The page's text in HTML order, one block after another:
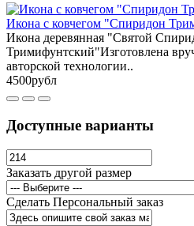
Икона с ковчегом "Спиридон
Икона деревянная "Святой
Тримифунтский"Изготовлена
авторской технологии..
4500рубл
Доступные варианты
Заказать другой размер
Сделать Персональный заказ